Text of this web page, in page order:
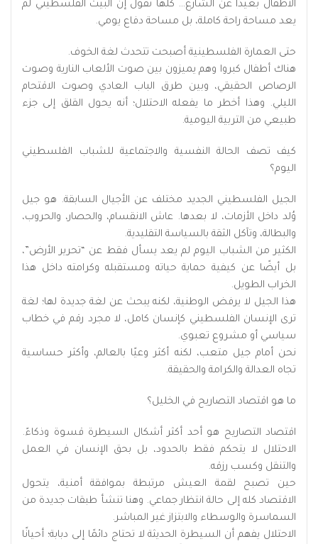
الأطفال بعيدًا عن الشارع… كلها تقول إن البيت الفلسطيني لم
يعد مساحة راحة كاملة، بل مساحة دفاع يومي.
حتى العمارة الفلسطينية أصبحت تتحدث لغة الخوف.
هناك أطفال كبروا وهم يميزون بين صوت الألعاب النارية وصوت
الرصاص الحقيقي، وبين طرق الباب العادي وصوت الاقتحام
الليلي. وهذا أخطر ما يفعله الاحتلال؛ أنه يحول القلق إلى جزء
طبيعي من التربية اليومية.
كيف تصف الحالة النفسية والاجتماعية للشباب الفلسطيني
اليوم؟
الجيل الفلسطيني الجديد مختلف عن الأجيال السابقة. هو جيل
وُلد داخل الأزمات، لا بعدها. عاش الانقسام، والحصار، والحروب،
والبطالة، وتآكل الثقة بالسياسة التقليدية.
الكثير من الشباب اليوم لم يعد يسأل فقط عن “تحرير الأرض”،
بل أيضًا عن كيفية حماية حياته ومستقبله وكرامته داخل هذا
الخراب الطويل.
هذا الجيل لا يرفض الوطنية، لكنه يبحث عن لغة جديدة لها؛ لغة
ترى الإنسان الفلسطيني كإنسان كامل، لا مجرد رقم في خطاب
سياسي أو مشروع تعبوي.
نحن أمام جيل متعب، لكنه أكثر وعيًا بالعالم، وأكثر حساسية
تجاه العدالة والكرامة والحقيقة.
ما هو اقتصاد التصاريح في الخليل؟
اقتصاد التصاريح هو أحد أكثر أشكال السيطرة قسوة وذكاءً.
الاحتلال لا يتحكم فقط بالحدود، بل بحق الإنسان في العمل
والتنقل وكسب رزقه.
حين تصبح لقمة العيش مرتبطة بموافقة أمنية، يتحول
الاقتصاد كله إلى حالة انتظار جماعي. وهنا تنشأ طبقات جديدة من
السماسرة والوسطاء والابتزاز غير المباشر.
الاحتلال يفهم أن السيطرة الحديثة لا تحتاج دائمًا إلى دبابة؛ أحيانًا